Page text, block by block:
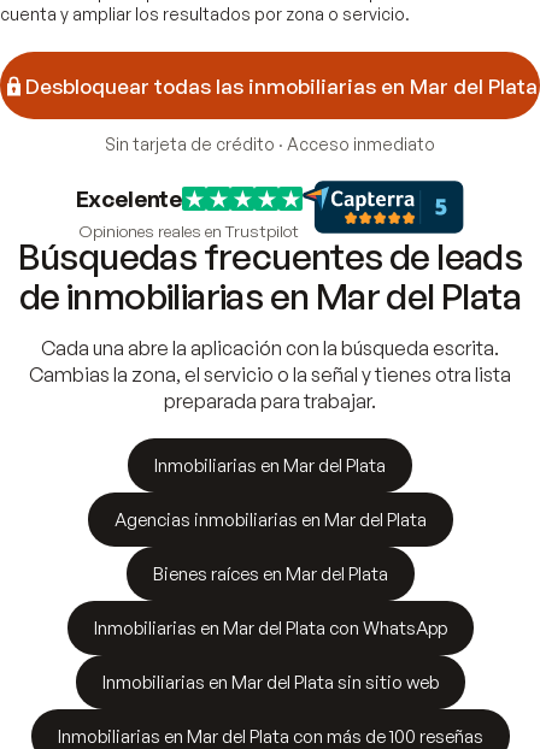
cuenta y ampliar los resultados por zona o servicio.
Desbloquear todas las inmobiliarias en Mar del Plata
Sin tarjeta de crédito · Acceso inmediato
Excelente
Opiniones reales en Trustpilot
Búsquedas frecuentes de leads
de inmobiliarias en Mar del Plata
Cada una abre la aplicación con la búsqueda escrita.
Cambias la zona, el servicio o la señal y tienes otra lista
preparada para trabajar.
Inmobiliarias en Mar del Plata
Agencias inmobiliarias en Mar del Plata
Bienes raíces en Mar del Plata
Inmobiliarias en Mar del Plata con WhatsApp
Inmobiliarias en Mar del Plata sin sitio web
Inmobiliarias en Mar del Plata con más de 100 reseñas